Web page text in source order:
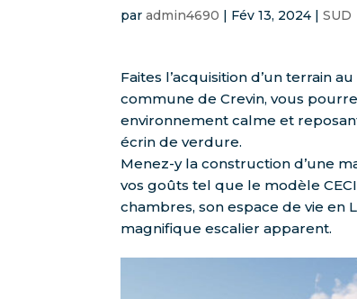
paradmin4690 | Fév 13, 2024 |SUD
Faites l’acquisition d’un terrain
commune de Crevin, vous
environnement calme et
écrin de verdure.
Menez-y la construction d’une
vos goûts tel que le modèle
chambres, son espace de vie en
magnifique escalier apparent.